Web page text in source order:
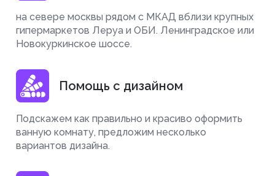
на севере москвы рядом с МКАД вблизи крупных
гипермаркетов Леруа и ОБИ. Ленинградское или
Новокуркинское шоссе.
Помощь с дизайном
Подскажем как правильно и красиво оформить
ванную комнату, предложим несколько
вариантов дизайна.